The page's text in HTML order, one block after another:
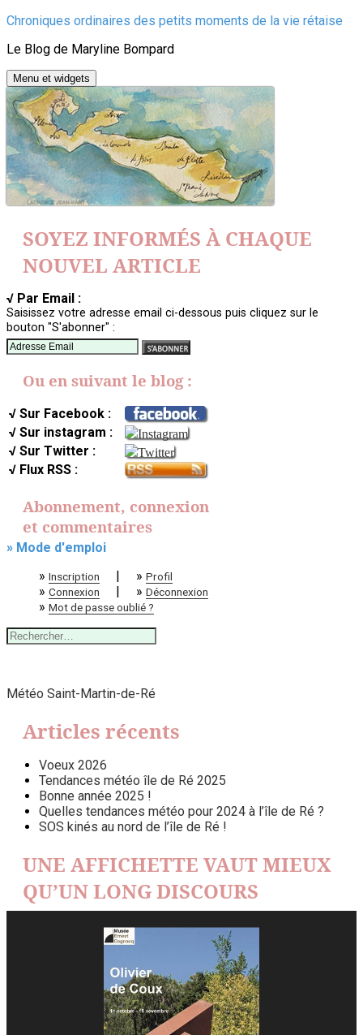
Aller
contenu
Chroniques ordinaires des petits moments de la vie rétaise
Le Blog de Maryline Bompard
Menu et widgets
SOYEZ INFORMÉS À CHAQUE
NOUVEL ARTICLE
√ Par Email :
Saisissez votre adresse email ci-dessous puis cliquez sur le
bouton "S'abonner" :
Ou en suivant le blog :
√ Sur Facebook :
√ Sur instagram :
√ Sur Twitter :
√ Flux RSS :
Abonnement, connexion
et commentaires
» Mode d'emploi
» Inscription | » Profil
» Connexion | » Déconnexion
» Mot de passe oublié ?
Rechercher :
Météo Saint-Martin-de-Ré
Articles récents
Voeux 2026
Tendances météo île de Ré 2025
Bonne année 2025 !
Quelles tendances météo pour 2024 à l’île de Ré ?
SOS kinés au nord de l’île de Ré !
UNE AFFICHETTE VAUT MIEUX
QU’UN LONG DISCOURS